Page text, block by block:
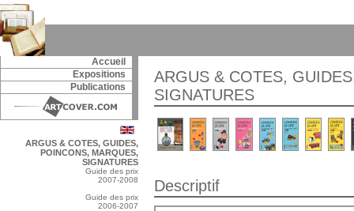
Accueil
Expositions
Publications
ARGUS & COTES, GUIDES,
POINCONS, MARQUES,
SIGNATURES
Guide des prix
2007-2008
Guide des prix
2006-2007
ARGUS & COTES,
SIGNATURES
Descriptif